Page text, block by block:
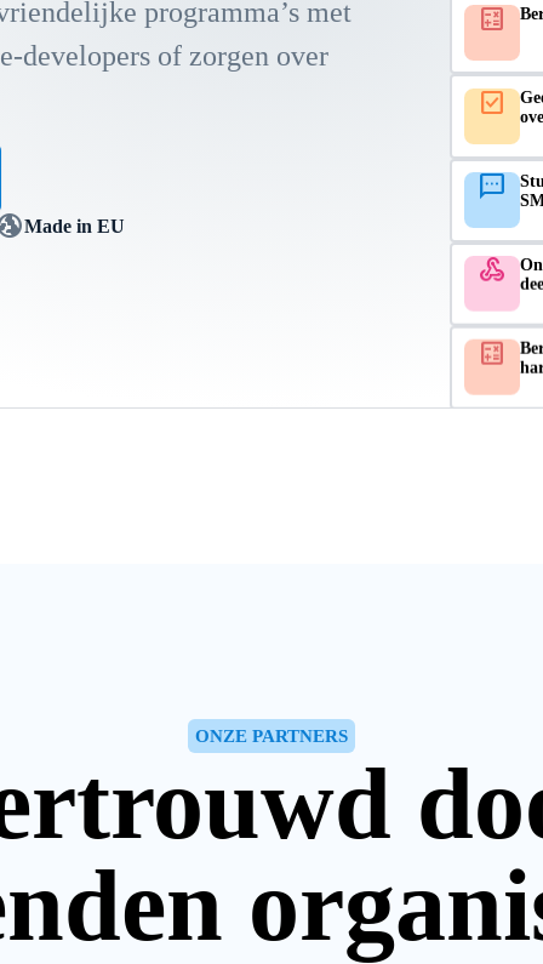
programma’s met
developers of zorgen over
Made in EU
calculate
check_box
sms
webhook
calculate
ONZE PARTNERS